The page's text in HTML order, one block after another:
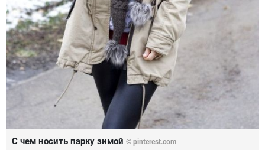
С чем носить парку зимой © pinterest.com